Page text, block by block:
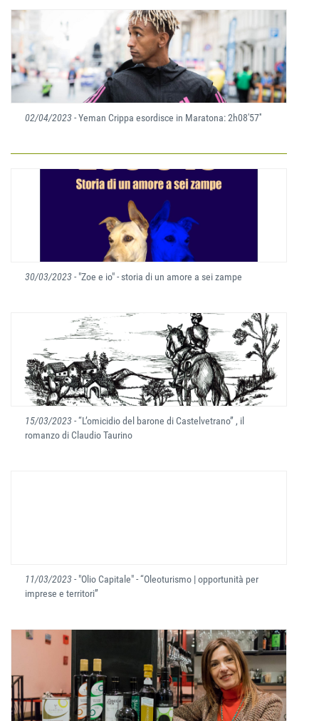
02/04/2023- Yeman Crippa esordisce in Maratona: 2h08'57''
30/03/2023- "Zoe e io" - storia di un amore a sei zampe
15/03/2023- “L’omicidio del barone di Castelvetrano” , il
romanzo di Claudio Taurino
11/03/2023- "Olio Capitale" - “Oleoturismo | opportunità per
imprese e territori”